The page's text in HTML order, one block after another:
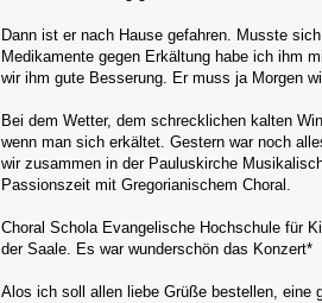
Dann ist er nach Hause gefahren. Musste
Medikamente gegen Erkältung habe ich ihm
wir ihm gute Besserung. Er muss ja Morgen
Bei dem Wetter, dem schrecklichen kalten
wenn man sich erkältet. Gestern war noch
wir zusammen in der Pauluskirche
Passionszeit mit Gregorianischem Choral.
Choral Schola Evangelische Hochschule für
der Saale. Es war wunderschön das Konzert*
Alos ich soll allen liebe Grüße bestellen, eine